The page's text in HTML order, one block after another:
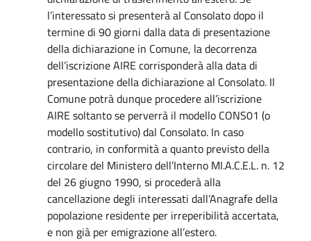
l’interessato si presenterà al Consolato dopo il
termine di 90 giorni dalla data di presentazione
della dichiarazione in Comune, la decorrenza
dell’iscrizione AIRE corrisponderà alla data di
presentazione della dichiarazione al Consolato. Il
Comune potrà dunque procedere all’iscrizione
AIRE soltanto se perverrà il modello CONS01 (o
modello sostitutivo) dal Consolato. In caso
contrario, in conformità a quanto previsto della
circolare del Ministero dell’Interno MI.A.C.E.L. n. 12
del 26 giugno 1990, si procederà alla
cancellazione degli interessati dall’Anagrafe della
popolazione residente per irreperibilità accertata,
e non già per emigrazione all’estero.